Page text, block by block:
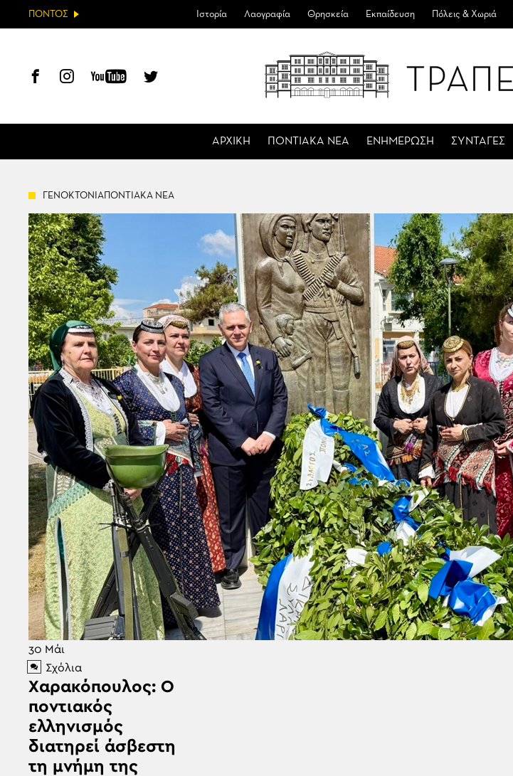
ΠΟΝΤΟΣ Ιστορία Λαογραφία Θρησκεία Εκπαίδευση Πόλεις & Χωριά
ΑΡΧΙΚΗ ΠΟΝΤΙΑΚΑ ΝΕΑ ΕΝΗΜΕΡΩΣΗ ΣΥΝΤΑΓΕΣ
ΓΕΝΟΚΤΟΝΙΑΠΟΝΤΙΑΚΑ ΝΕΑ
30 Μάι
Σχόλια
Χαρακόπουλος: Ο
ποντιακός
ελληνισμός
διατηρεί άσβεστη
τη μνήμη της